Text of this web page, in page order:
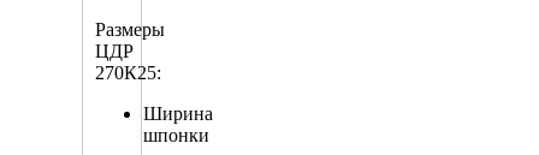
Размеры
ЦДР
270К25:
Ширина
шпонки